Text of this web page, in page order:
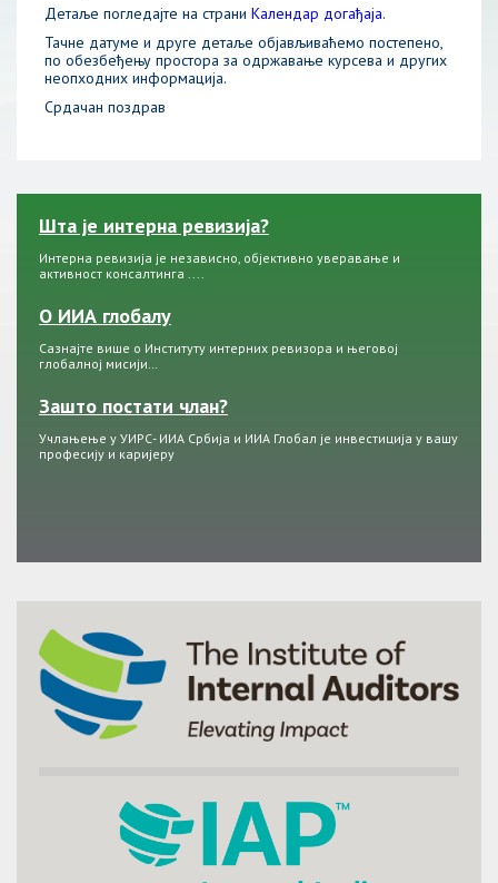
Детаље погледајте на страни Календар догађаја.
Тачне датуме и друге детаље објављиваћемо постепено,
по обезбеђењу простора за одржавање курсева и других
неопходних информација.
Срдачан поздрав
Шта је интерна ревизија?
Интерна ревизија је независно, објективно уверавање и
активност консалтинга ....
О ИИА глобалу
Сазнајте више о Институту интерних ревизора и његовој
глобалној мисији…
Зашто постати члан?
Учлањење у УИРС- ИИА Србија и ИИА Глобал је инвестиција у вашу
професију и каријеру